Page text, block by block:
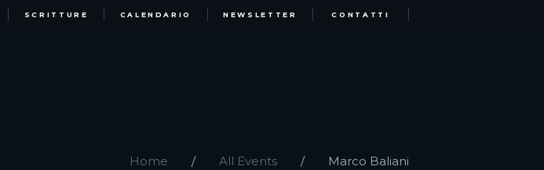
SCRITTURE CALENDARIO NEWSLETTER CONTATTI
Home All Events Marco Baliani